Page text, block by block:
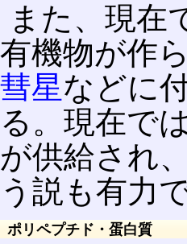
また、現在
有機物が作
彗星などに
る。現在で
が供給され
う説も有力
ポリペプチド・蛋白質